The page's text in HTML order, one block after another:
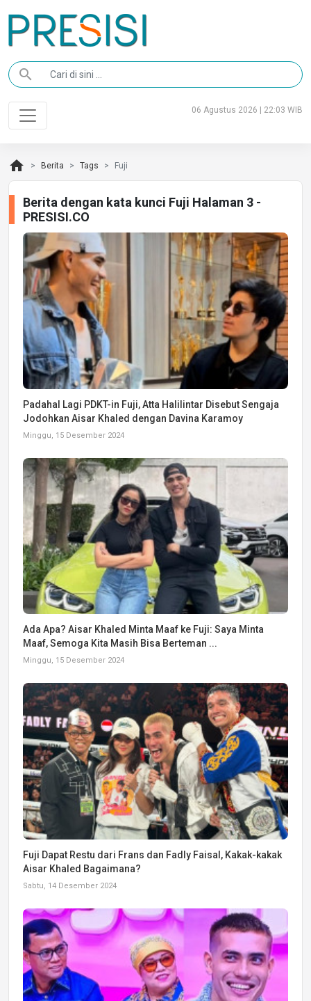
search
06 Agustus 2026 | 22:03 WIB
home Berita Tags Fuji
Berita dengan kata kunci Fuji Halaman 3 -
PRESISI.CO
Padahal Lagi PDKT-in Fuji, Atta Halilintar Disebut Sengaja
Jodohkan Aisar Khaled dengan Davina Karamoy
Minggu, 15 Desember 2024
Ada Apa? Aisar Khaled Minta Maaf ke Fuji: Saya Minta
Maaf, Semoga Kita Masih Bisa Berteman ...
Minggu, 15 Desember 2024
Fuji Dapat Restu dari Frans dan Fadly Faisal, Kakak-kakak
Aisar Khaled Bagaimana?
Sabtu, 14 Desember 2024